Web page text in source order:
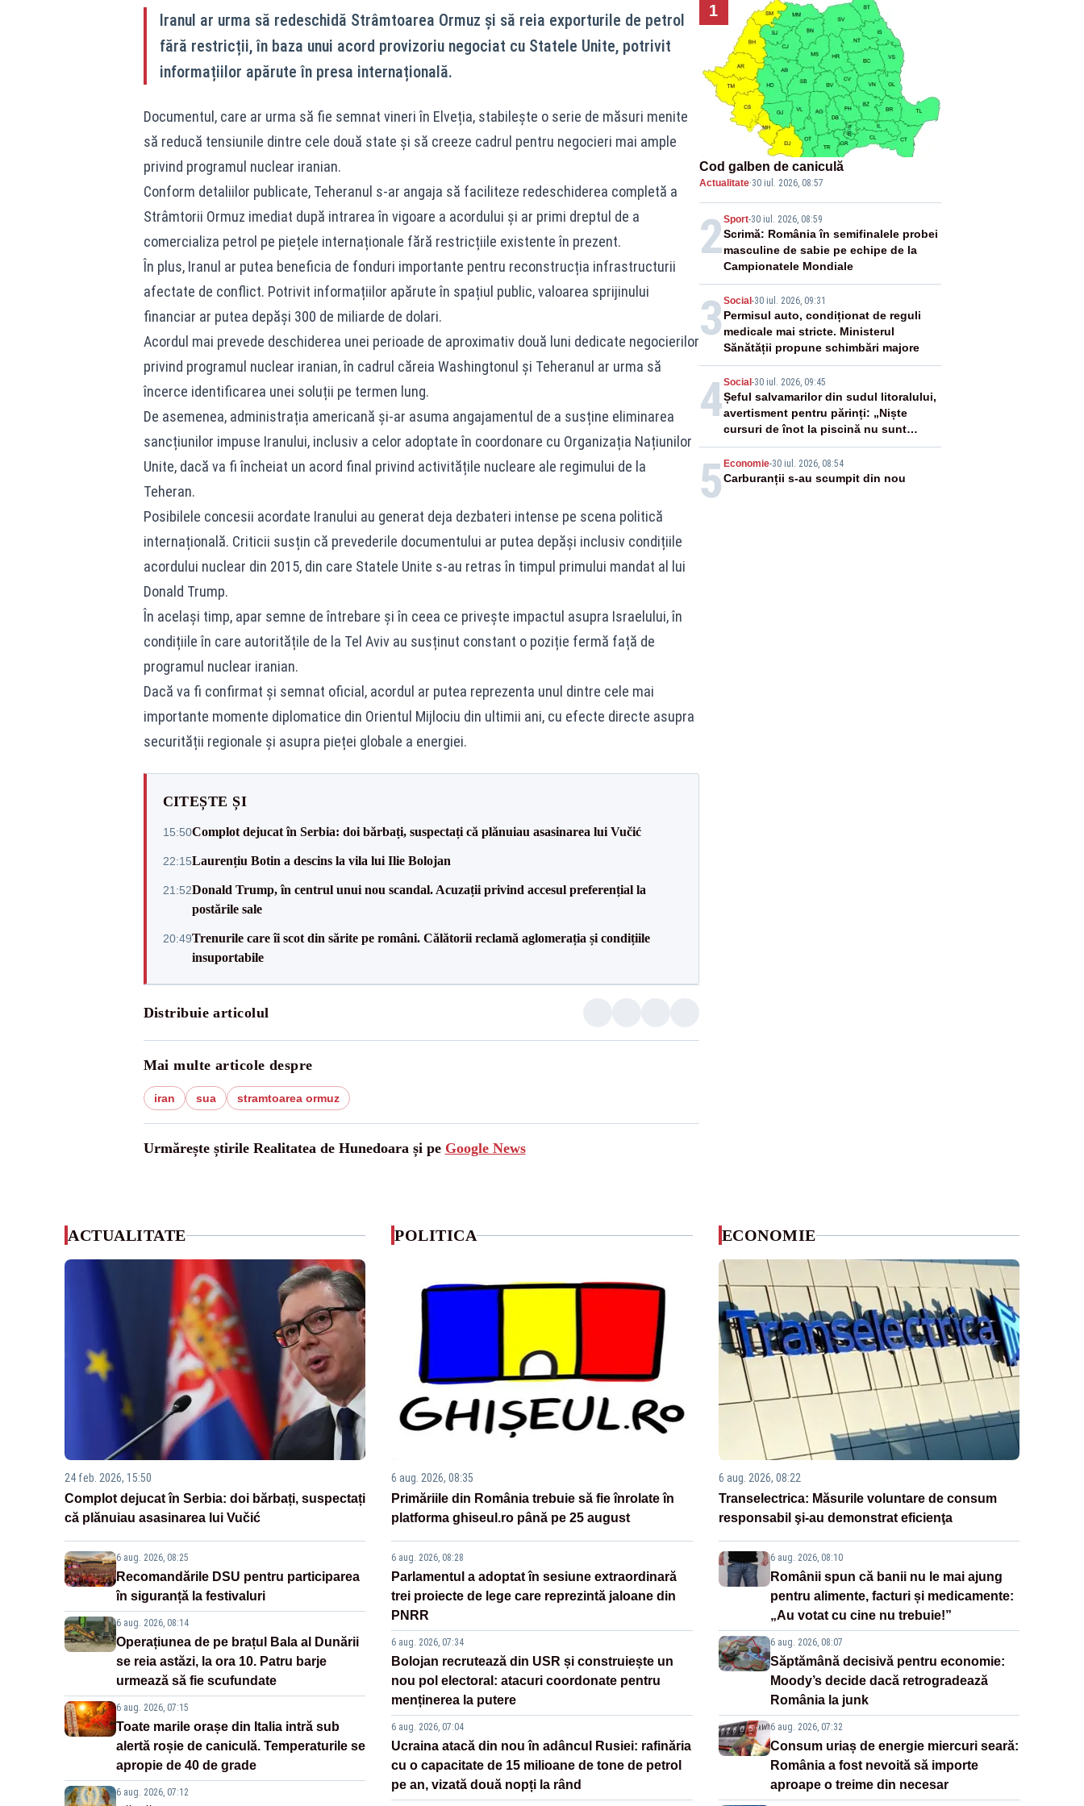
Iranul ar urma să redeschidă Strâmtoarea Ormuz și să reia exporturile de petrol
fără restricții, în baza unui acord provizoriu negociat cu Statele Unite, potrivit
informațiilor apărute în presa internațională.
Documentul, care ar urma să fie semnat vineri în Elveția, stabilește o serie de măsuri menite
să reducă tensiunile dintre cele două state și să creeze cadrul pentru negocieri mai ample
privind programul nuclear iranian.
Conform detaliilor publicate, Teheranul s-ar angaja să faciliteze redeschiderea completă a
Strâmtorii Ormuz imediat după intrarea în vigoare a acordului și ar primi dreptul de a
comercializa petrol pe piețele internaționale fără restricțiile existente în prezent.
În plus, Iranul ar putea beneficia de fonduri importante pentru reconstrucția infrastructurii
afectate de conflict. Potrivit informațiilor apărute în spațiul public, valoarea sprijinului
financiar ar putea depăși 300 de miliarde de dolari.
Acordul mai prevede deschiderea unei perioade de aproximativ două luni dedicate negocierilor
privind programul nuclear iranian, în cadrul căreia Washingtonul și Teheranul ar urma să
încerce identificarea unei soluții pe termen lung.
De asemenea, administrația americană și-ar asuma angajamentul de a susține eliminarea
sancțiunilor impuse Iranului, inclusiv a celor adoptate în coordonare cu Organizația Națiunilor
Unite, dacă va fi încheiat un acord final privind activitățile nucleare ale regimului de la
Teheran.
Posibilele concesii acordate Iranului au generat deja dezbateri intense pe scena politică
internațională. Criticii susțin că prevederile documentului ar putea depăși inclusiv condițiile
acordului nuclear din 2015, din care Statele Unite s-au retras în timpul primului mandat al lui
Donald Trump.
În același timp, apar semne de întrebare și în ceea ce privește impactul asupra Israelului, în
condițiile în care autoritățile de la Tel Aviv au susținut constant o poziție fermă față de
programul nuclear iranian.
Dacă va fi confirmat și semnat oficial, acordul ar putea reprezenta unul dintre cele mai
importante momente diplomatice din Orientul Mijlociu din ultimii ani, cu efecte directe asupra
securității regionale și asupra pieței globale a energiei.
CITEȘTE ȘI
15:50Complot dejucat în Serbia: doi bărbați, suspectați că plănuiau asasinarea lui Vučić
22:15Laurențiu Botin a descins la vila lui Ilie Bolojan
21:52Donald Trump, în centrul unui nou scandal. Acuzații privind accesul preferențial la
postările sale
20:49Trenurile care îi scot din sărite pe români. Călătorii reclamă aglomerația și condițiile
insuportabile
Distribuie articolul
Mai multe articole despre
iran sua stramtoarea ormuz
Urmărește știrile Realitatea de Hunedoara și pe Google News
1
Cod galben de caniculă
Actualitate·30 iul. 2026, 08:57
2Sport-30 iul. 2026, 08:59
Scrimă: România în semifinalele probei
masculine de sabie pe echipe de la
Campionatele Mondiale
3 Social -30 iul. 2026, 09:31
Permisul auto, condiționat de reguli
medicale mai stricte. Ministerul
Sănătății propune schimbări majore
4Social -30 iul. 2026, 09:45
Șeful salvamarilor din sudul litoralului,
avertisment pentru părinți: „Niște
cursuri de înot la piscină nu sunt
suficiente”
5 Economie-30 iul. 2026, 08:54
Carburanții s-au scumpit din nou
ACTUALITATE
24 feb. 2026, 15:50
Complot dejucat în Serbia: doi bărbați, suspectați
că plănuiau asasinarea lui Vučić
6 aug. 2026, 08:25
Recomandările DSU pentru participarea
în siguranță la festivaluri
6 aug. 2026, 08:14
Operațiunea de pe brațul Bala al Dunării
se reia astăzi, la ora 10. Patru barje
urmează să fie scufundate
6 aug. 2026, 07:15
Toate marile orașe din Italia intră sub
alertă roșie de caniculă. Temperaturile se
apropie de 40 de grade
6 aug. 2026, 07:12
POLITICA
6 aug. 2026, 08:35
Primăriile din România trebuie să fie înrolate în
platforma ghiseul.ro până pe 25 august
6 aug. 2026, 08:28
Parlamentul a adoptat în sesiune extraordinară
trei proiecte de lege care reprezintă jaloane din
PNRR
6 aug. 2026, 07:34
Bolojan recrutează din USR și construiește un
nou pol electoral: atacuri coordonate pentru
menținerea la putere
6 aug. 2026, 07:04
Ucraina atacă din nou în adâncul Rusiei: rafinăria
cu o capacitate de 15 milioane de tone de petrol
pe an, vizată două nopți la rând
ECONOMIE
6 aug. 2026, 08:22
Transelectrica: Măsurile voluntare de consum
responsabil şi-au demonstrat eficienţa
6 aug. 2026, 08:10
Românii spun că banii nu le mai ajung
pentru alimente, facturi și medicamente:
„Au votat cu cine nu trebuie!”
6 aug. 2026, 08:07
Săptămână decisivă pentru economie:
Moody’s decide dacă retrogradează
România la junk
6 aug. 2026, 07:32
Consum uriaș de energie miercuri seară:
România a fost nevoită să importe
aproape o treime din necesar